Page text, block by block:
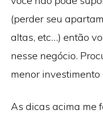
(perder seu
altas, etc…) então
nesse negócio.
menor investimento
As dicas acima me